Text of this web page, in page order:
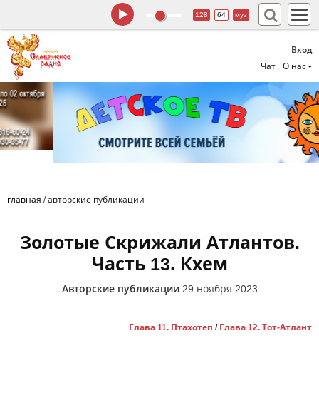
Вход
Чат
О нас
128 64 муз
главная /авторские публикации
Золотые Скрижали Атлантов.
Часть 13. Кхем
Авторские публикации 29 ноября 2023
Глава 11. Птахотеп / Глава 12. Тот-Атлант